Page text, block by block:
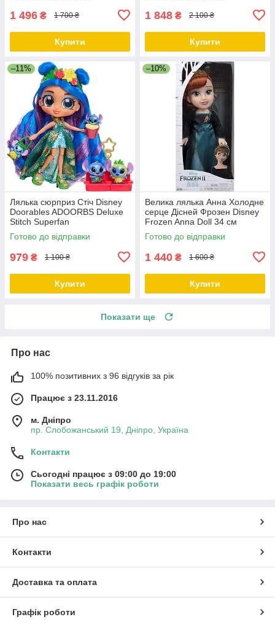
1 496 ₴ 1 700 ₴
Купити
1 848 ₴ 2 100 ₴
Купити
–11%
Лялька сюрприз Стіч Disney
Doorables ADOORBS Deluxe
Stitch Superfan
Готово до відправки
979 ₴ 1 100 ₴
Купити
–10%
Велика лялька Анна Холодне
серце Дісней Фрозен Disney
Frozen Anna Doll 34 см
Готово до відправки
1 440 ₴ 1 600 ₴
Купити
Показати ще
Про нас
100% позитивних з 96 відгуків за рік
Працює з 23.11.2016
м. Дніпро
пр. Слобожанський 19, Дніпро, Україна
Контакти
Сьогодні працює з 09:00 до 19:00
Показати весь графік роботи
Про нас
Контакти
Доставка та оплата
Графік роботи